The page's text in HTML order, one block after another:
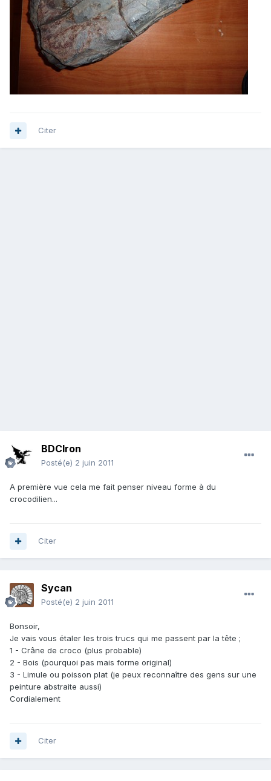
Citer
BDCIron
Posté(e) 2 juin 2011
A première vue cela me fait penser niveau forme à du
crocodilien...
Citer
Sycan
Posté(e) 2 juin 2011
Bonsoir,
Je vais vous étaler les trois trucs qui me passent par la tête ;
1 - Crâne de croco (plus probable)
2 - Bois (pourquoi pas mais forme original)
3 - Limule ou poisson plat (je peux reconnaître des gens sur une
peinture abstraite aussi)
Cordialement
Citer